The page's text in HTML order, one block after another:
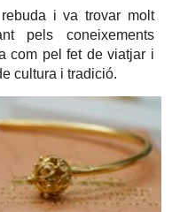
i va trovar molt
pels coneixements
com pel fet de viatjar i
cultura i tradició.